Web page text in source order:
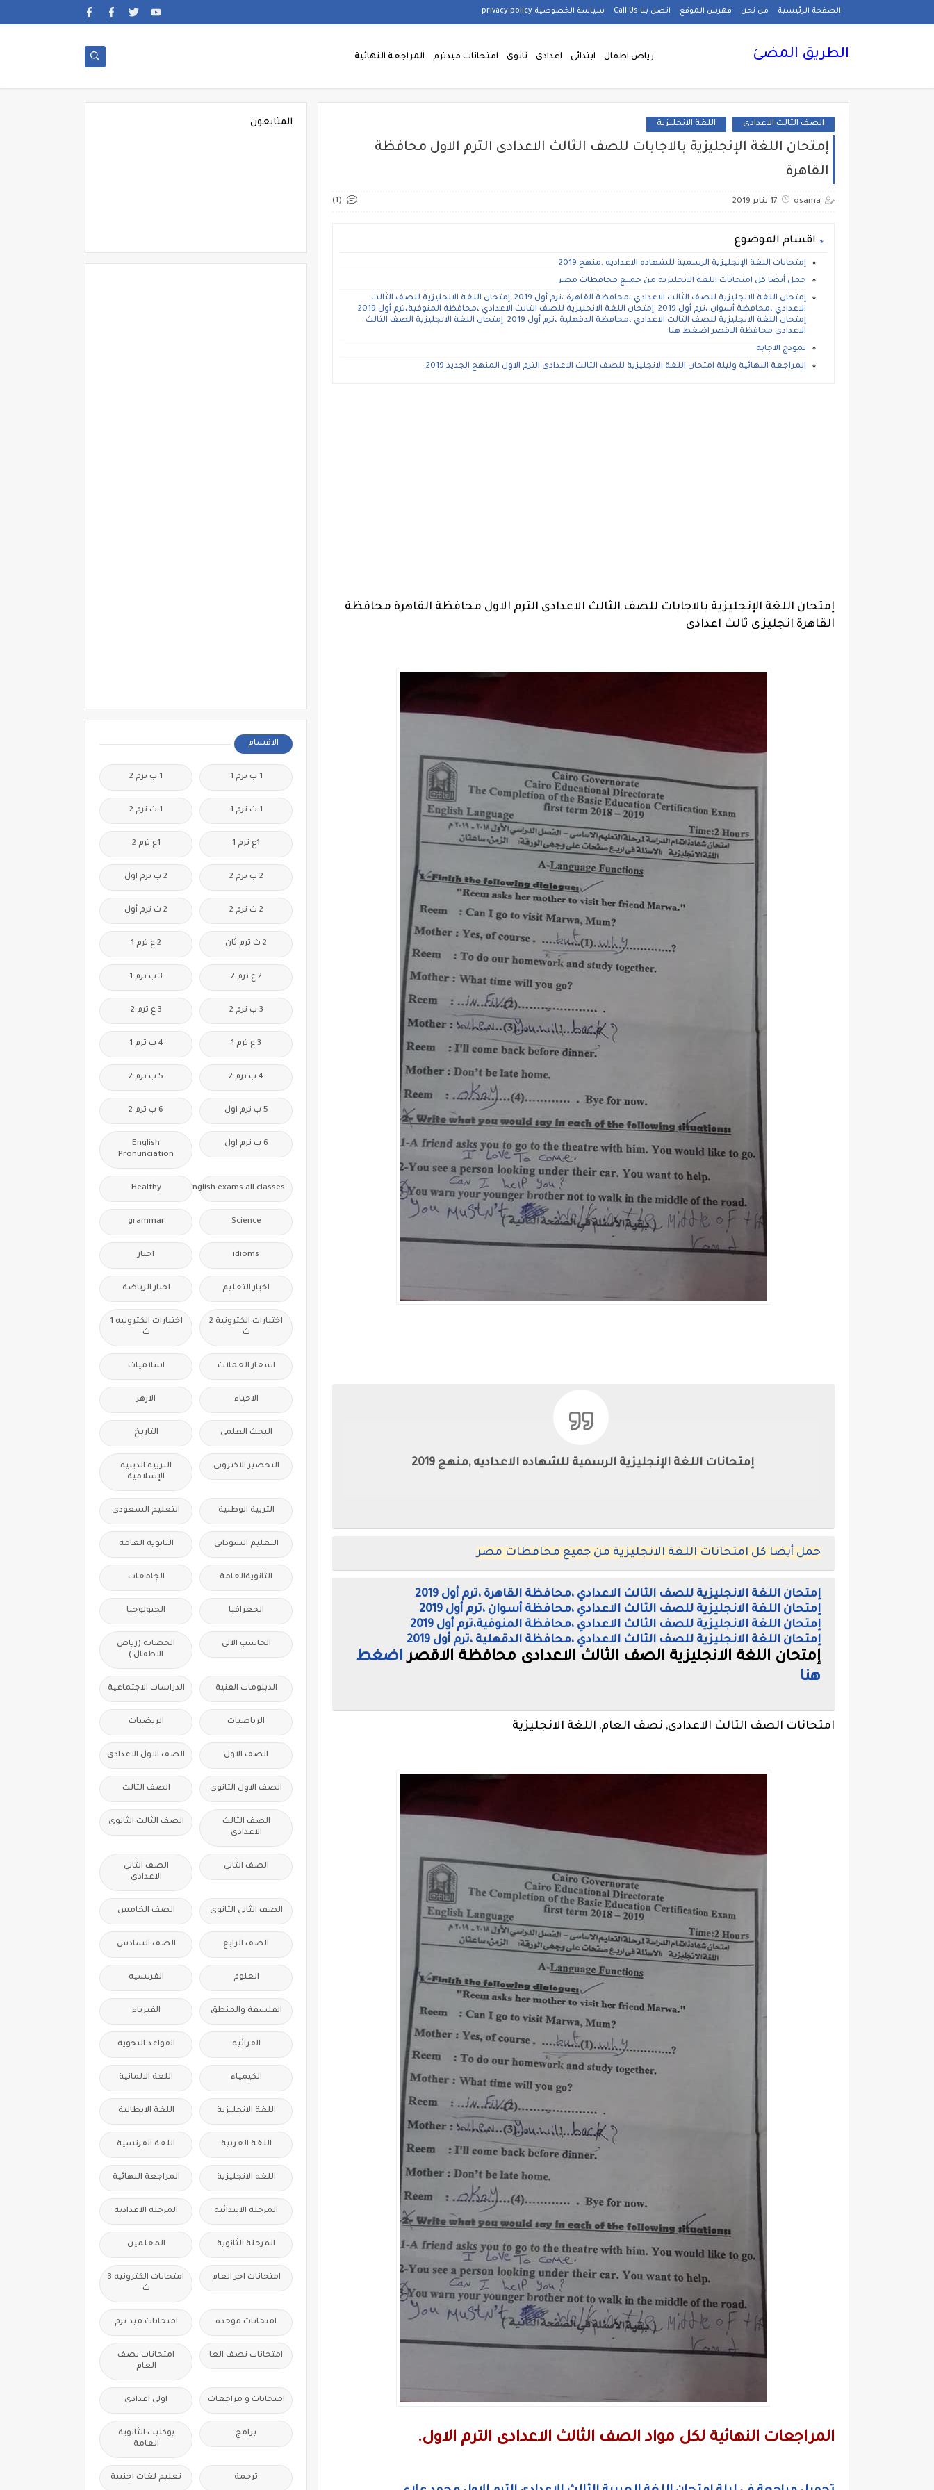
الصفحة الرئيسية من نحن فهرس الموقع اتصل بنا Call Us سياسة الخصوصية privacy-policy
الطريق المضئ رياض اطفال ابتدائى اعدادى ثانوى امتحانات ميدترم المراجعة النهائية
الصف الثالث الاعدادى اللغة الانجليزية
إمتحان اللغة الإنجليزية بالاجابات للصف الثالث الاعدادى الترم الاول محافظة
القاهرة
osama 17 يناير 2019 (1)
اقسام الموضوع
إمتحانات اللغة الإنجليزية الرسمية للشهاده الاعداديه ,منهج 2019
حمل أيضا كل امتحانات اللغة الانجليزية من جميع محافظات مصر
إمتحان اللغة الانجليزية للصف الثالث الاعدادي ،محافظة القاهرة ،ترم أول 2019 إمتحان اللغة الانجليزية للصف الثالث
إمتحان اللغة الانجليزية للصف الثالث الاعدادي ،محافظة الدقهلية ،ترم أول 2019 إمتحان اللغة الانجليزية الصف الثالث
الاعدادى محافظة الاقصر اضغط هنا
نموذج الاجابة
المراجعة النهائية وليلة امتحان اللغة الانجليزية للصف الثالث الاعدادى الترم الاول المنهج الجديد 2019.
إمتحان اللغة الإنجليزية بالاجابات للصف الثالث الاعدادى الترم الاول محافظة القاهرة محافظة
القاهرة انجليزى ثالث اعدادى
إمتحانات اللغة الإنجليزية الرسمية للشهاده الاعداديه ,منهج 2019
حمل أيضا كل امتحانات اللغة الانجليزية من جميع محافظات مصر
إمتحان اللغة الانجليزية للصف الثالث الاعدادي ،محافظة القاهرة ،ترم أول 2019
إمتحان اللغة الانجليزية للصف الثالث الاعدادي ،محافظة أسوان ،ترم أول 2019
إمتحان اللغة الانجليزية للصف الثالث الاعدادي ،محافظة المنوفية،ترم أول 2019
إمتحان اللغة الانجليزية للصف الثالث الاعدادي ،محافظة الدقهلية ،ترم أول 2019
إمتحان اللغة الانجليزية الصف الثالث الاعدادى محافظة الاقصر اضغط
هنا
امتحانات الصف الثالث الاعدادى, نصف العام, اللغة الانجليزية
المراجعات النهائية لكل مواد الصف الثالث الاعدادى الترم الاول.
المتابعون
الاقسام
1 ب ترم 1 1 ب ترم 2
1 ث ترم 1 1 ث ترم 2
1ع ترم 1 1ع ترم 2
2 ب ترم 2 2 ب ترم اول
2 ث ترم 2 2 ث ترم أول
2 ث ترم ثان 2 ع ترم 1
2 ع ترم 2 3 ب ترم 1
3 ب ترم 2 3 ع ترم 2
3 ع ترم 1 4 ب ترم 1
4 ب ترم 2 5 ب ترم 2
5 ب ترم اول 6 ب ترم 2
6 ب ترم اول
English
Pronunciation
Free.English.exams.all.classes
Healthy
Science
grammar
idioms اخبار
اخبار التعليم اخبار الرياضة
اختبارات الكترونية 2
ث
اختبارات الكترونيه 1
ث
اسعار العملات اسلاميات
الاحياء الازهر
البحث العلمى التاريخ
التحضير الاكترونى
التربية الدينية
الإسلامية
التربية الوطنية التعليم السعودى
التعليم السودانى الثانوية العامة
الثانويةالعامة الجامعات
الجغرافيا الجيولوجيا
الحاسب الالى
الحضانة (رياض
الاطفال )
الدبلومات الفنية الدراسات الاجتماعية
الرياضيات الريضيات
الصف الاول الصف الاول الاعدادى
الصف الاول الثانوى الصف الثالث
الصف الثالث
الاعدادى
الصف الثالث الثانوى
الصف الثانى
الصف الثانى
الاعدادى
الصف الثانى الثانوى الصف الخامس
الصف الرابع الصف السادس
العلوم الفرنسيه
الفلسفة والمنطق الفيزياء
القرائية القواعد النحوية
الكيمياء اللغة الالمانية
اللغة الانجليزية اللغة الايطالية
اللغة العربية اللغة الفرنسية
اللغه الانجليزية المراجعة النهائية
المرحلة الابتدائية المرحلة الاعدادية
المرحلة الثانوية المعلمين
امتحانات اخر العام
امتحانات الكترونيه 3
ث
امتحانات موحدة امتحانات ميد ترم
امتحانات نصف العا
امتحانات نصف
العام
امتحانات و مراجعات اولى اعدادى
برامج
بوكليت الثانوية
العامة
ترجمة تعليم لغات اجنبية